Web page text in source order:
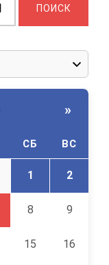
»
СБ ВС
1 2
8 9
15 16